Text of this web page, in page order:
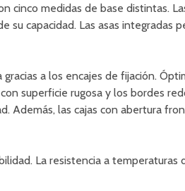
cinco medidas de base distintas.
su capacidad. Las asas integradas
a los encajes de fijación.
superficie rugosa y los bordes
Además, las cajas con abertura
La resistencia a temperaturas